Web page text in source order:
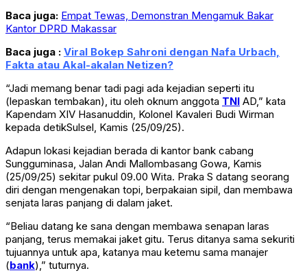
Baca juga: Empat Tewas, Demonstran Mengamuk Bakar
Kantor DPRD Makassar
Baca juga : Viral Bokep Sahroni dengan Nafa Urbach,
Fakta atau Akal-akalan Netizen?
“Jadi memang benar tadi pagi ada kejadian seperti itu
(lepaskan tembakan), itu oleh oknum anggota TNI AD,” kata
Kapendam XIV Hasanuddin, Kolonel Kavaleri Budi Wirman
kepada detikSulsel, Kamis (25/09/25).
Adapun lokasi kejadian berada di kantor bank cabang
Sungguminasa, Jalan Andi Mallombasang Gowa, Kamis
(25/09/25) sekitar pukul 09.00 Wita. Praka S datang seorang
diri dengan mengenakan topi, berpakaian sipil, dan membawa
senjata laras panjang di dalam jaket.
“Beliau datang ke sana dengan membawa senapan laras
panjang, terus memakai jaket gitu. Terus ditanya sama sekuriti
tujuannya untuk apa, katanya mau ketemu sama manajer
(bank),” tuturnya.